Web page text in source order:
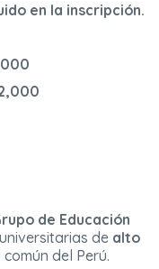
en la inscripción.
de Educación
de alto
del Perú.